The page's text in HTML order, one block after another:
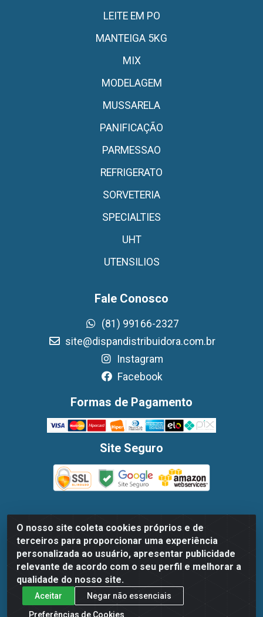
O nosso site coleta cookies próprios e de
terceiros para proporcionar uma experiência
personalizada ao usuário, apresentar publicidade
relevante de acordo com o seu perfil e melhorar a
qualidade do nosso site.
Aceitar
Negar não essenciais
Preferências de Cookies
LEITE EM PO
MANTEIGA 5KG
MIX
MODELAGEM
MUSSARELA
PANIFICAÇÃO
PARMESSAO
REFRIGERATO
SORVETERIA
SPECIALTIES
UHT
UTENSILIOS
Fale Conosco
(81) 99166-2327
site@dispandistribuidora.com.br
Instagram
Facebook
Formas de Pagamento
Site Seguro
Dispan Distribuidora de Alimentos LTDA - Avenida
Marechal Mascarenhas De Moraes, 1048- Imbiribeira,
Recife/PE - CEP 51.170-000 - CNPJ 30.779.584/0003-78